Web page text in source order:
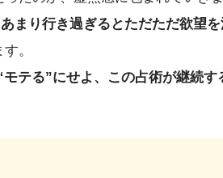
あまり行き過ぎるとただただ欲望
。
モテる”にせよ、この占術が継続